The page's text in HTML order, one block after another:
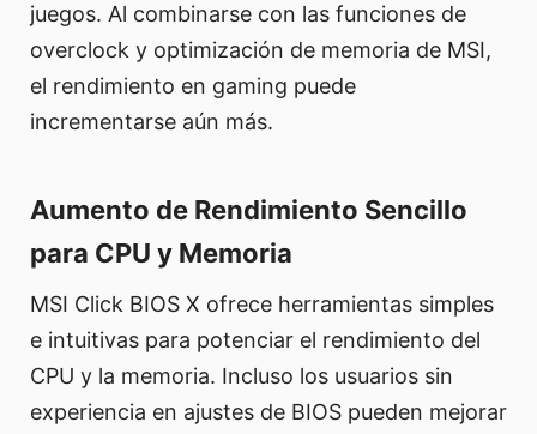
juegos. Al combinarse con las funciones de
overclock y optimización de memoria de MSI,
el rendimiento en gaming puede
incrementarse aún más.
Aumento de Rendimiento Sencillo
para CPU y Memoria
MSI Click BIOS X ofrece herramientas simples
e intuitivas para potenciar el rendimiento del
CPU y la memoria. Incluso los usuarios sin
experiencia en ajustes de BIOS pueden mejorar